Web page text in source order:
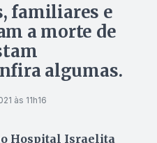
familiares e
a morte de
algumas.
às 11h16
Hospital Israelita